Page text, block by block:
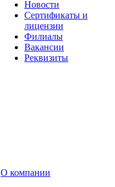
Новости
Сертификаты и
лицензии
Филиалы
Вакансии
Реквизиты
О компании